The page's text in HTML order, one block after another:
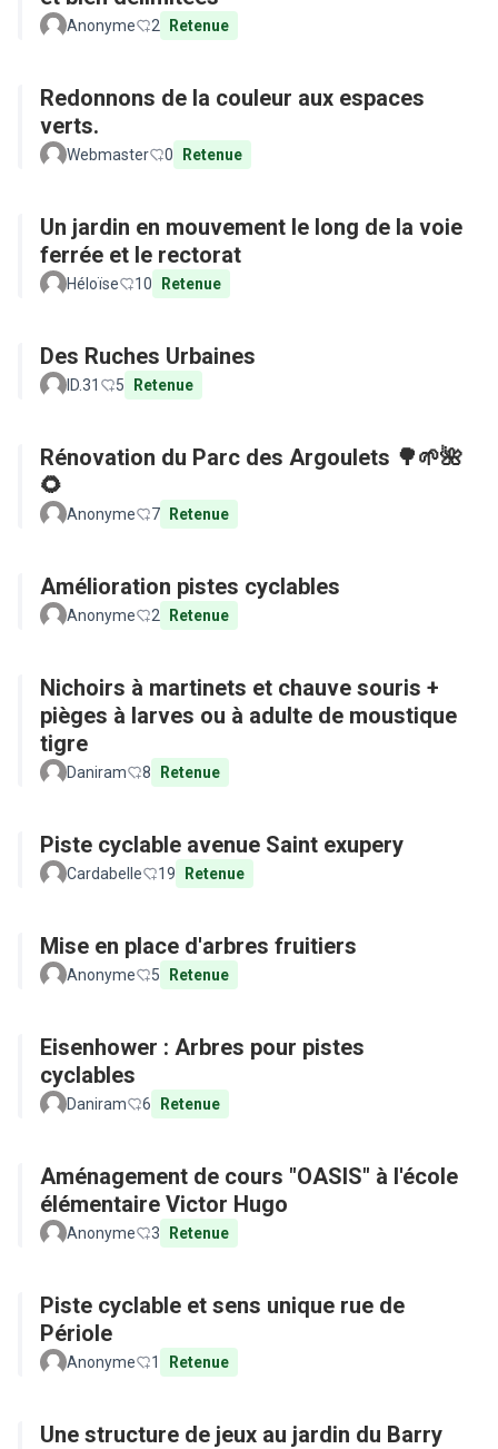
Anonyme 2 Retenue
Redonnons de la couleur aux espaces
verts.
Webmaster 0 Retenue
Un jardin en mouvement le long de la voie
ferrée et le rectorat
Héloïse 10 Retenue
Des Ruches Urbaines
ID.31 5 Retenue
Rénovation du Parc des Argoulets 🌳🌱🌺
🌻
Anonyme 7 Retenue
Amélioration pistes cyclables
Anonyme 2 Retenue
Nichoirs à martinets et chauve souris +
pièges à larves ou à adulte de moustique
tigre
Daniram 8 Retenue
Piste cyclable avenue Saint exupery
Cardabelle 19 Retenue
Mise en place d'arbres fruitiers
Anonyme 5 Retenue
Eisenhower : Arbres pour pistes
cyclables
Daniram 6 Retenue
Aménagement de cours "OASIS" à l'école
élémentaire Victor Hugo
Anonyme 3 Retenue
Piste cyclable et sens unique rue de
Périole
Anonyme 1 Retenue
Une structure de jeux au jardin du Barry